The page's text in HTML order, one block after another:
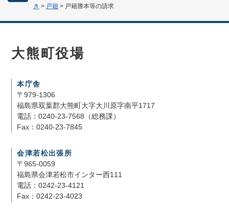
き > 戸籍 > 戸籍謄本等の請求
大熊町役場
本庁舎
〒979-1306
福島県双葉郡大熊町大字大川原字南平1717
電話：0240-23-7568（総務課）
Fax：0240-23-7845
会津若松出張所
〒965-0059
福島県会津若松市インター西111
電話：0242-23-4121
Fax：0242-23-4023